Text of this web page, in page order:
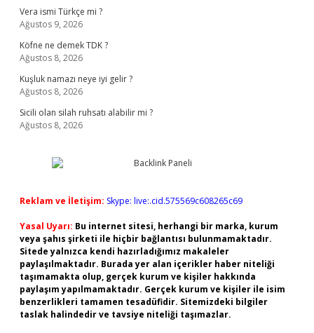
Vera ismi Türkçe mi ?
Ağustos 9, 2026
Köfne ne demek TDK ?
Ağustos 8, 2026
Kuşluk namazı neye iyi gelir ?
Ağustos 8, 2026
Sicili olan silah ruhsatı alabilir mi ?
Ağustos 8, 2026
Reklam ve İletişim: Skype: live:.cid.575569c608265c69
Yasal Uyarı: Bu internet sitesi, herhangi bir marka, kurum
veya şahıs şirketi ile hiçbir bağlantısı bulunmamaktadır.
Sitede yalnızca kendi hazırladığımız makaleler
paylaşılmaktadır. Burada yer alan içerikler haber niteliği
taşımamakta olup, gerçek kurum ve kişiler hakkında
paylaşım yapılmamaktadır. Gerçek kurum ve kişiler ile isim
benzerlikleri tamamen tesadüfidir. Sitemizdeki bilgiler
taslak halindedir ve tavsiye niteliği taşımazlar.